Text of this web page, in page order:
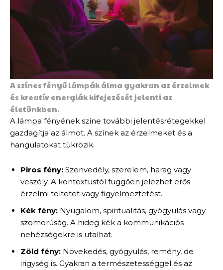
A színes fényű lámpák álma gyakran az érzelmek
és kreatív energiák kifejezését jelenti az
életünkben.
A lámpa fényének színe további jelentésrétegekkel
gazdagítja az álmot. A színek az érzelmeket és a
hangulatokat tükrözik.
Piros fény: Szenvedély, szerelem, harag vagy
veszély. A kontextustól függően jelezhet erős
érzelmi töltetet vagy figyelmeztetést.
Kék fény: Nyugalom, spiritualitás, gyógyulás vagy
szomorúság. A hideg kék a kommunikációs
nehézségekre is utalhat.
Zöld fény: Növekedés, gyógyulás, remény, de
irigység is. Gyakran a természetességgel és az